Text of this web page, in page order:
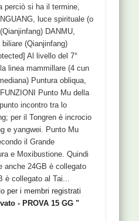
perciò si ha il termine,
luce spirituale (o
DANMU,
(Qianjinfang)
Al livello del 7°
linea mammillare (4 cun
Puntura obliqua,
Punto Mu della
incontro tra lo
per il Tongren è incrocio
e yangwei. Punto Mu
il Grande
e Moxibustione. Quindi
anche 24GB è collegato
è collegato al Tai...
per i membri registrati
- PROVA 15 GG "